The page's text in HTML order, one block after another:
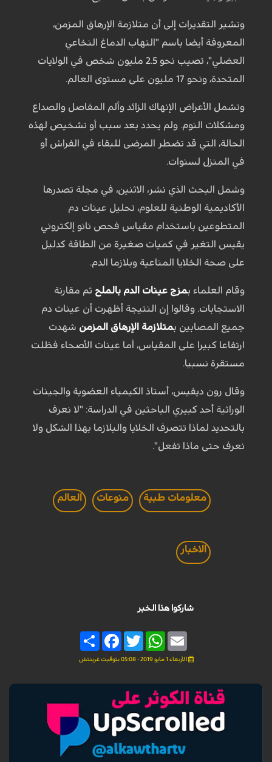
وتشير التقديرات إلى أن متلازمة الإرهاق المزمن،
المعروفة أيضا باسم "التهاب الدماغ النخاعي
العضلي"، تصيب نحو 2.5 مليون شخص في الولايات
المتحدة، ونحو 17 مليون على مستوى العالم.
وتشمل الأعراض الإنهاك الزائد وألم المفاصل والصداع
ومشكلات النوم. ولم يحدد بعد سبب أو تشخيص لهذه
الحالة، التي قد تضطر المرضى للبقاء في الفراش أو
في المنزل لسنوات.
وشمل البحث الذي نشر، الاثنين، في مجلة تصدرها
الأكاديمية الوطنية للعلوم، تحليل عينات دم
المتطوعين باستخدام مقياس فحص نانو إلكتروني
يقيس التغير في كميات صغيرة من الطاقة كدليل
على صحة الخلايا المناعية وبلازما الدم.
وقام العلماء بمزج عينات الدم بالملح ثم مقارنة
الاستجابات. وقالوا إن النتيجة أظهرت أن عينات دم
جميع المصابين بمتلازمة الإرهاق المزمن شهدت
ارتفاعا كبيرا على المقياس، أما عينات الأصحاء فظلت
مستقرة نسبيا.
وقال رون ديفيس، أستاذ الكيمياء العضوية والجينات
الوراثية أحد كبيري الباحثين في الدراسة: "لا نعرف
بالتحديد لماذا تتصرف الخلايا والبلازما بهذا الشكل ولا
نعرف حتى ماذا تفعل".
معلومات طبية منوعات العالم
الاخبار
شاركوا هذا الخبر
Share
FacebookTwitter
WhatsAppEmail
الأربعاء 1 مايو 2019 - 05:08 بتوقيت غرينتش